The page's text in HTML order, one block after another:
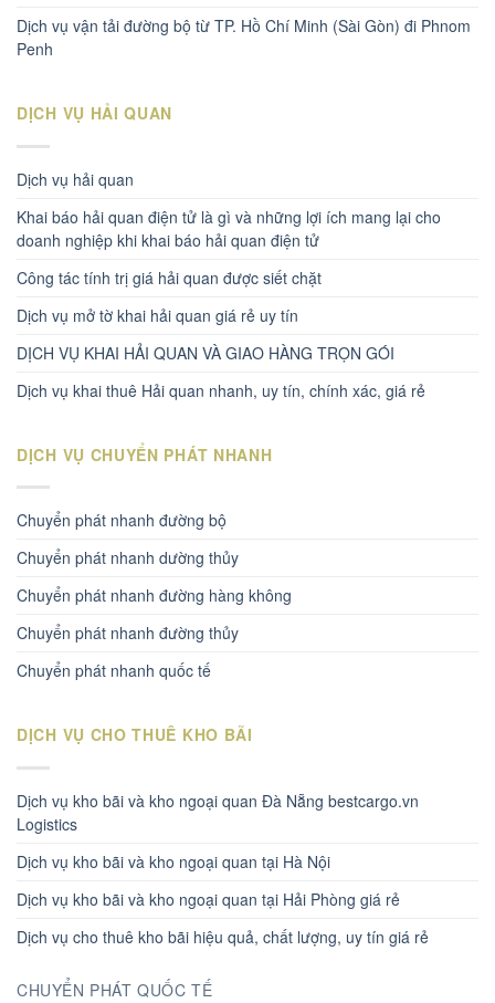
Dịch vụ vận tải đường bộ từ TP. Hồ Chí Minh (Sài Gòn) đi Phnom
Penh
DỊCH VỤ HẢI QUAN
Dịch vụ hải quan
Khai báo hải quan điện tử là gì và những lợi ích mang lại cho
doanh nghiệp khi khai báo hải quan điện tử
Công tác tính trị giá hải quan được siết chặt
Dịch vụ mở tờ khai hải quan giá rẻ uy tín
DỊCH VỤ KHAI HẢI QUAN VÀ GIAO HÀNG TRỌN GÓI
Dịch vụ khai thuê Hải quan nhanh, uy tín, chính xác, giá rẻ
DỊCH VỤ CHUYỂN PHÁT NHANH
Chuyển phát nhanh đường bộ
Chuyển phát nhanh dường thủy
Chuyển phát nhanh đường hàng không
Chuyển phát nhanh đường thủy
Chuyển phát nhanh quốc tế
DỊCH VỤ CHO THUÊ KHO BÃI
Dịch vụ kho bãi và kho ngoại quan Đà Nẵng bestcargo.vn
Logistics
Dịch vụ kho bãi và kho ngoại quan tại Hà Nội
Dịch vụ kho bãi và kho ngoại quan tại Hải Phòng giá rẻ
Dịch vụ cho thuê kho bãi hiệu quả, chất lượng, uy tín giá rẻ
CHUYỂN PHÁT QUỐC TẾ